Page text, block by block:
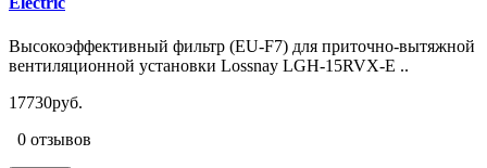
Высокоэффективный фильтр (EU-F7) для приточно-вытяжной
вентиляционной установки Lossnay LGH-15RVX-E ..
17730руб.
0 отзывов